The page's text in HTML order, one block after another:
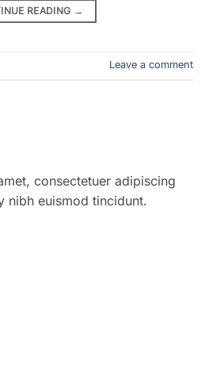
READING →
Leave a comment
consectetuer adipiscing
nibh euismod tincidunt.